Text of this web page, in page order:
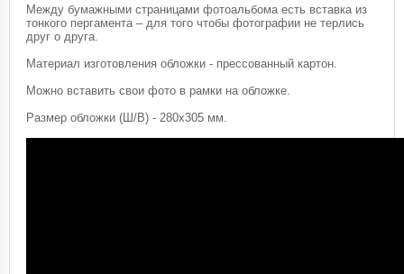
Между бумажными страницами фотоальбома есть вставка из
тонкого пергамента – для того чтобы фотографии не терлись
друг о друга.
Материал изготовления обложки - прессованный картон.
Можно вставить свои фото в рамки на обложке.
Размер обложки (Ш/В) - 280х305 мм.